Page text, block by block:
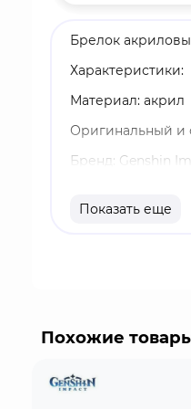
Брелок
Характеристики:
Материал: акрил
Оригинальный и
Бренд: Genshin
Она способна
Показать еще
Похожие